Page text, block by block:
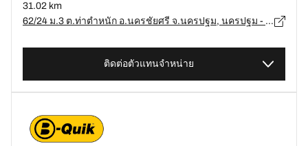
31.02 km
62/24 ม.3 ต.ท่าตำหนัก อ.นครชัยศรี จ.นครปฐม, นครปฐม - 73120
ติดต่อตัวแทนจำหน่าย